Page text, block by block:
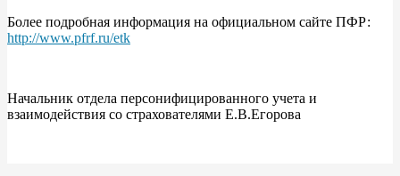
Более подробная информация на официальном сайте ПФР:
http://www.pfrf.ru/etk
Начальник отдела персонифицированного учета и
взаимодействия со страхователями Е.В.Егорова